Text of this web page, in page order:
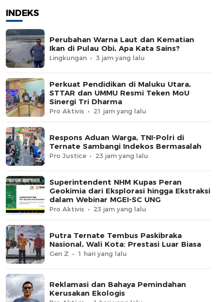
INDEKS
Perubahan Warna Laut dan Kematian
Ikan di Pulau Obi, Apa Kata Sains?
Lingkungan 3 jam yang lalu
Perkuat Pendidikan di Maluku Utara,
STTAR dan UMMU Resmi Teken MoU
Sinergi Tri Dharma
Pro Aktivis 21 jam yang lalu
Respons Aduan Warga, TNI-Polri di
Ternate Sambangi Indekos Bermasalah
Pro Justice 23 jam yang lalu
Superintendent NHM Kupas Peran
Geokimia dari Eksplorasi hingga Ekstraksi
dalam Webinar MGEI-SC UNG
Pro Aktivis 23 jam yang lalu
Putra Ternate Tembus Paskibraka
Nasional, Wali Kota: Prestasi Luar Biasa
Gen Z 1 hari yang lalu
Reklamasi dan Bahaya Pemindahan
Kerusakan Ekologis